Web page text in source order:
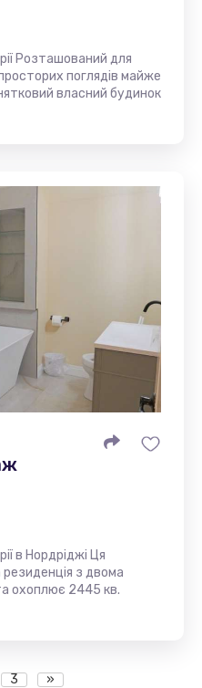
Розташований для
поглядів майже
власний будинок
в Нордріджі Ця
з двома
охоплює 2445 кв.
3 »